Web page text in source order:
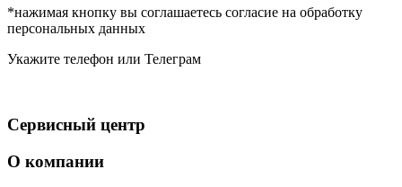
*нажимая кнопку вы соглашаетесь согласие на обработку
персональных данных
Укажите телефон или Телеграм
Сервисный центр
О компании